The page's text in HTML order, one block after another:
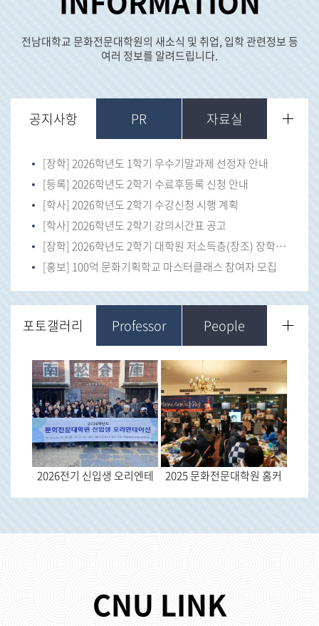
전남대학교 문화전문대학원의 새소식 및 취업, 입학 관련정보 등
여러 정보를 알려드립니다.
공지사항
[장학] 2026학년도 1학기 우수기말과제 선정자 안내
[등록] 2026학년도 2학기 수료후등록 신청 안내
[학사] 2026학년도 2학기 수강신청 시행 계획
[학사] 2026학년도 2학기 강의시간표 공고
[장학] 2026학년도 2학기 대학원 저소득층(창조) 장학금 신청 안내
[홍보] 100억 문화기획학교 마스터클래스 참여자 모집
PR 자료실
포토갤러리
2026전기 신입생 오리엔테 2025 문화전문대학원 홈커
Professor People
CNU LINK